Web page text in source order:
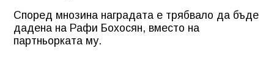
Според мнозина наградата е трябвало да бъде
дадена на Рафи Бохосян, вместо на
партньорката му.